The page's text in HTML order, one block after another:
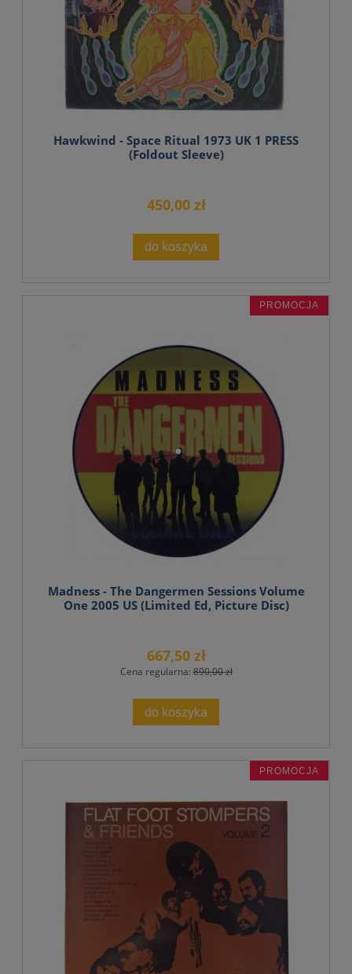
Hawkwind - Space Ritual 1973 UK 1 PRESS
(Foldout Sleeve)
450,00 zł
do koszyka
Madness - The Dangermen Sessions Volume
One 2005 US (Limited Ed, Picture Disc)
667,50 zł
Cena regularna:890,00 zł
do koszyka
PROMOCJA
PROMOCJA